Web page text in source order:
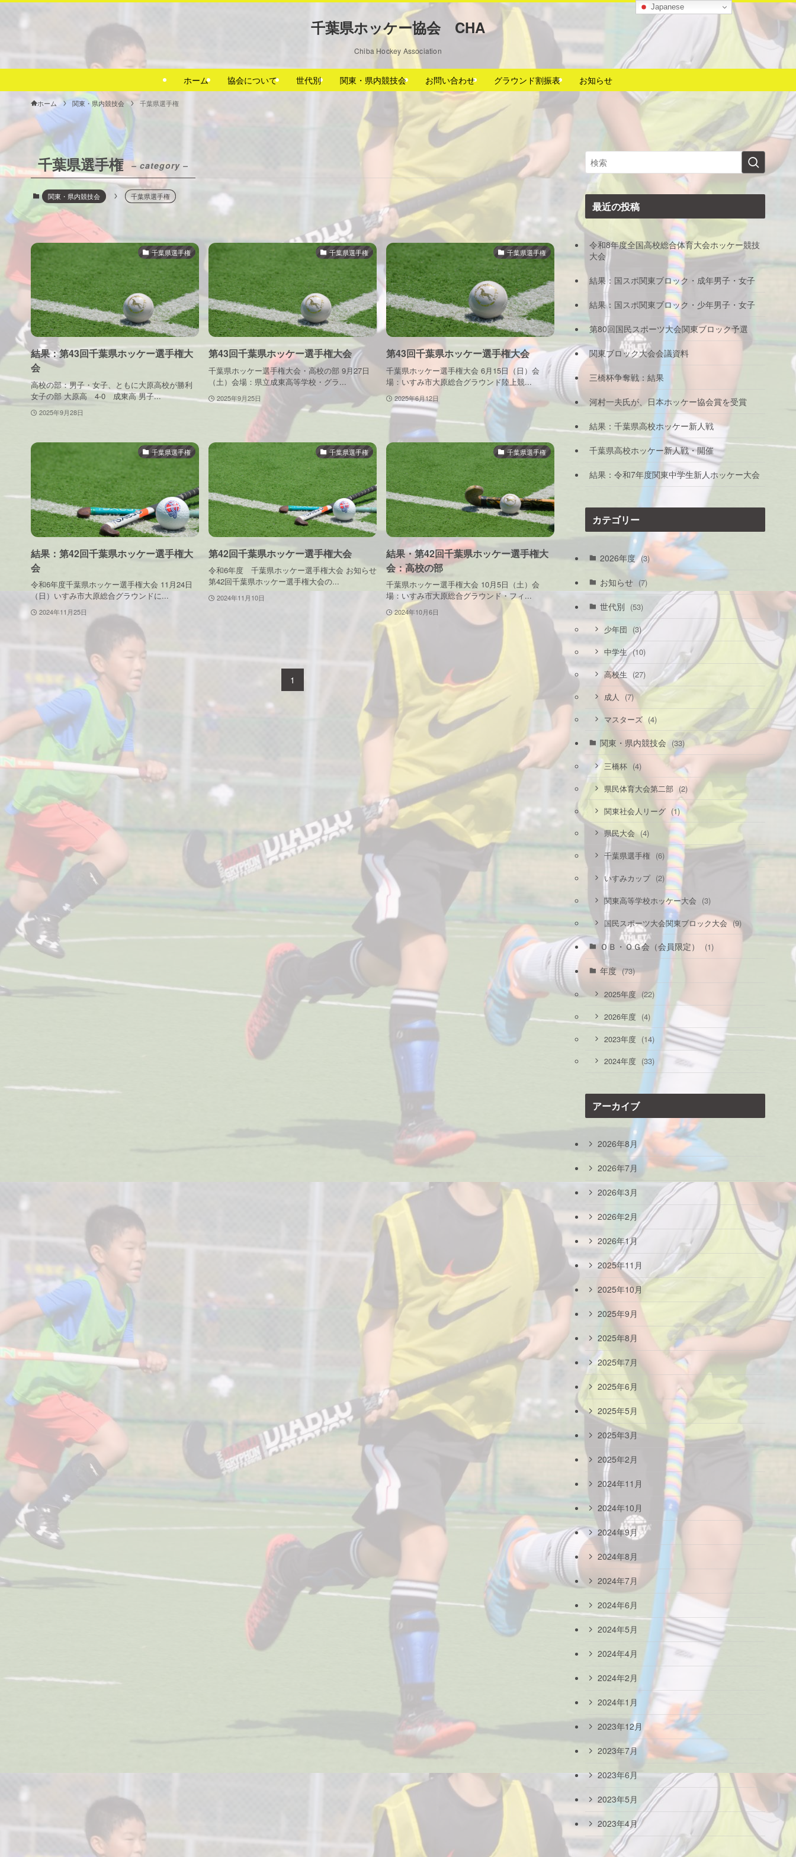
千葉県ホッケー協会 CHA
Chiba Hockey Association
ホーム 協会について 世代別 関東・県内競技会 お問い合わせ グラウンド割振表 お知らせ
ホーム 関東・県内競技会 千葉県選手権
千葉県選手権 – category –
関東・県内競技会 千葉県選手権
千葉県選手権
結果：第43回千葉県ホッケー選手権大
会
高校の部：男子・女子、ともに大原高校が勝利
女子の部 大原高 4-0 成東高 男子...
2025年9月28日
千葉県選手権
第43回千葉県ホッケー選手権大会
千葉県ホッケー選手権大会・高校の部 9月27日
（土）会場：県立成東高等学校・グラ...
2025年9月25日
千葉県選手権
第43回千葉県ホッケー選手権大会
千葉県ホッケー選手権大会 6月15日（日）会
場：いすみ市大原総合グラウンド陸上競...
2025年6月12日
千葉県選手権
結果：第42回千葉県ホッケー選手権大
会
令和6年度千葉県ホッケー選手権大会 11月24日
（日）いすみ市大原総合グラウンドに...
2024年11月25日
千葉県選手権
第42回千葉県ホッケー選手権大会
令和6年度 千葉県ホッケー選手権大会 お知らせ
第42回千葉県ホッケー選手権大会の...
2024年11月10日
千葉県選手権
結果・第42回千葉県ホッケー選手権大
会：高校の部
千葉県ホッケー選手権大会 10月5日（土）会
場：いすみ市大原総合グラウンド・フィ...
2024年10月6日
1
最近の投稿
令和8年度全国高校総合体育大会ホッケー競技
大会
結果：国スポ関東ブロック・成年男子・女子
結果：国スポ関東ブロック・少年男子・女子
第80回国民スポーツ大会関東ブロック予選
関東ブロック大会会議資料
三橋杯争奪戦：結果
河村一夫氏が、日本ホッケー協会賞を受賞
結果：千葉県高校ホッケー新人戦
千葉県高校ホッケー新人戦・開催
結果：令和7年度関東中学生新人ホッケー大会
カテゴリー
2026年度 (3)
お知らせ (7)
世代別 (53)
少年団 (3)
中学生 (10)
高校生 (27)
成人 (7)
マスターズ (4)
関東・県内競技会 (33)
三橋杯 (4)
県民体育大会第二部 (2)
関東社会人リーグ (1)
県民大会 (4)
千葉県選手権 (6)
いすみカップ (2)
関東高等学校ホッケー大会 (3)
国民スポーツ大会関東ブロック大会 (9)
ＯＢ・ＯＧ会（会員限定） (1)
年度 (73)
2025年度 (22)
2026年度 (4)
2023年度 (14)
2024年度 (33)
アーカイブ
2026年8月
2026年7月
2026年3月
2026年2月
2026年1月
2025年11月
2025年10月
2025年9月
2025年8月
2025年7月
2025年6月
2025年5月
2025年3月
2025年2月
2024年11月
2024年10月
2024年9月
2024年8月
2024年7月
2024年6月
2024年5月
2024年4月
2024年2月
2024年1月
2023年12月
2023年7月
2023年6月
2023年5月
2023年4月
Japanese